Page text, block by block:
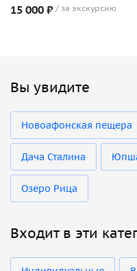
15 000 ₽ за экскурсию
Вы увидите
Новоафонская пещера
Дача Сталина
Озеро Рица
Входит в эти